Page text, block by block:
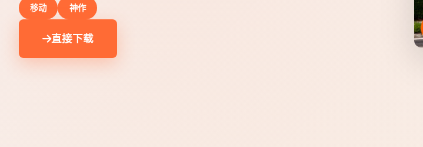
移动 神作
直接下载